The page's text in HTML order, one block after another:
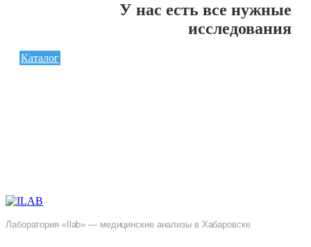
У нас есть все нужные
исследования
Каталог
Лаборатория «Ilab» — медицинские анализы в Хабаровске